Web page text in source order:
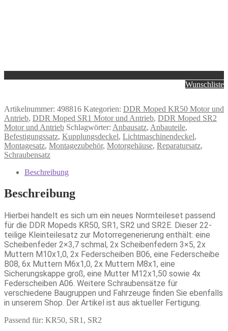
Wunschliste
Artikelnummer: 498816 Kategorien: DDR Moped KR50 Motor und
Antrieb, DDR Moped SR1 Motor und Antrieb, DDR Moped SR2
Motor und Antrieb Schlagwörter: Anbausatz, Anbauteile,
Befestigungssatz, Kupplungsdeckel, Lichtmaschinendeckel,
Montagesatz, Montagezubehör, Motorgehäuse, Reparatursatz,
Schraubensatz
Beschreibung
Beschreibung
Hierbei handelt es sich um ein neues Normteileset passend
für die DDR Mopeds KR50, SR1, SR2 und SR2E. Dieser 22-
teilige Kleinteilesatz zur Motorregenerierung enthält: eine
Scheibenfeder 2×3,7 schmal, 2x Scheibenfedern 3×5, 2x
Muttern M10x1,0, 2x Federscheiben B06, eine Federscheibe
B08, 6x Muttern M6x1,0, 2x Muttern M8x1, eine
Sicherungskappe groß, eine Mutter M12x1,50 sowie 4x
Federscheiben A06. Weitere Schraubensätze für
verschiedene Baugruppen und Fahrzeuge finden Sie ebenfalls
in unserem Shop. Der Artikel ist aus aktueller Fertigung.
Passend für: KR50, SR1, SR2